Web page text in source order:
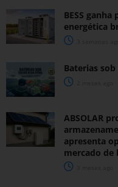
BESS
energética
Baterias
ABSOLAR
apresenta
mercado de